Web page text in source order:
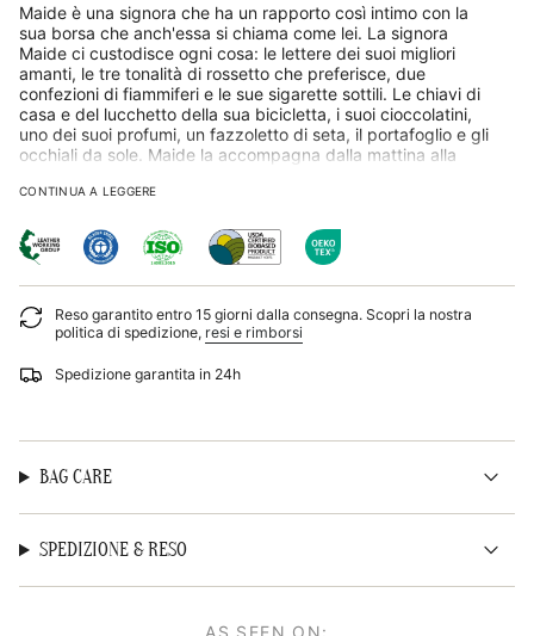
nel
carrello",
"decrease"=>"Diminuisci
la
quantità
per
{{
product
"multiples_of"=>"Incrementi
{{
quantity
di
}}",
{{
}}"}
Maide è una signora che ha un rapporto così intimo con la
sua borsa che anch'essa si chiama come lei. La signora
Maide ci custodisce ogni cosa: le lettere dei suoi migliori
amanti, le tre tonalità di rossetto che preferisce, due
confezioni di fiammiferi e le sue sigarette sottili. Le chiavi di
casa e del lucchetto della sua bicicletta, i suoi cioccolatini,
uno dei suoi profumi, un fazzoletto di seta, il portafoglio e gli
occhiali da sole. Maide la accompagna dalla mattina alla
quando sta per salire in bicicletta, sostituisce il manico e
particolarmente elegante, mette il manico più corto e la porta
agganciata al braccio sinistro.
CONTINUA A LEGGERE
Reso garantito entro 15 giorni dalla consegna. Scopri la nostra
politica di spedizione, resi e rimborsi
Spedizione garantita in 24h
BAG CARE
SPEDIZIONE & RESO
AS SEEN ON: